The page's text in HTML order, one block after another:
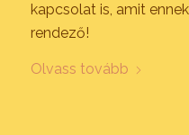
kapcsolat is, amit
rendező!
Olvass tovább